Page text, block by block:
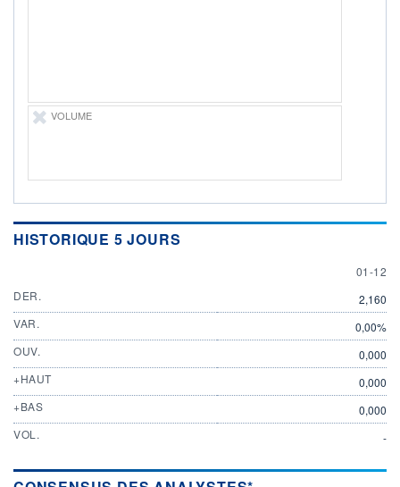
+ PORTEFEUILLE + LISTE
VOLUME
HISTORIQUE 5 JOURS
1
01-12
DER.
2,160
VAR.
0,00%
OUV.
0,000
+HAUT
0,000
+BAS
0,000
VOL.
-